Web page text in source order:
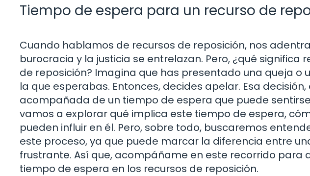
Tiempo de espera para un recurso de
Cuando hablamos de recursos de reposición, nos
burocracia y la justicia se entrelazan. Pero, ¿qué
de reposición? Imagina que has presentado una queja o
la que esperabas. Entonces, decides apelar. Esa
acompañada de un tiempo de espera que puede
vamos a explorar qué implica este tiempo de espera,
pueden influir en él. Pero, sobre todo, buscaremos
este proceso, ya que puede marcar la diferencia entre
frustrante. Así que, acompáñame en este recorrido para
tiempo de espera en los recursos de reposición.